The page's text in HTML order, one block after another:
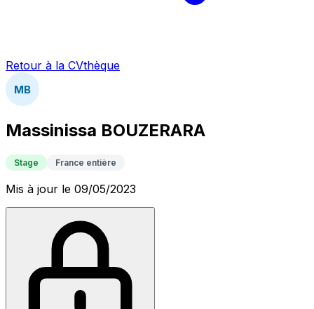
Retour à la CVthèque
MB
Massinissa BOUZERARA
Stage France entière
Mis à jour le 09/05/2023